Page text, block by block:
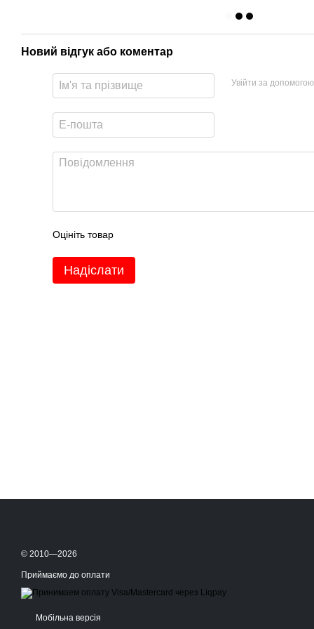
Новий відгук або коментар
Увійти за допомогою
Оцініть товар
Надіслати
© 2010—2026
Приймаємо до оплати
Мобільна версія